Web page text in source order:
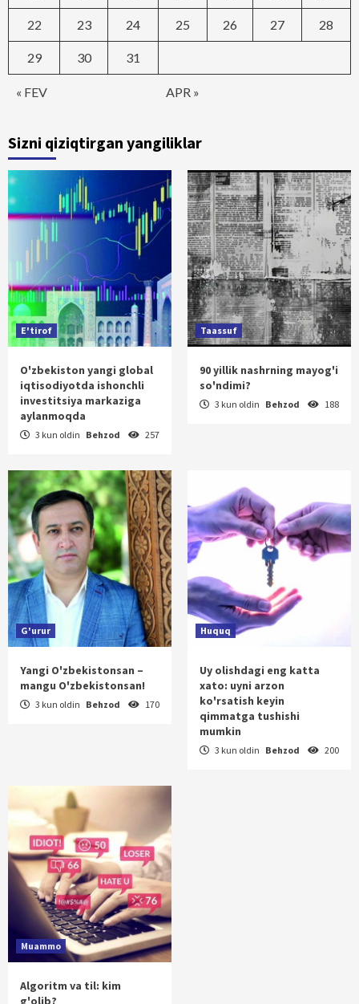
« FEV APR »
22 23 24 25 26 27 28
29 30 31
Sizni qiziqtirgan yangiliklar
E'tirof
O'zbekiston yangi global
iqtisodiyotda ishonchli
investitsiya markaziga
aylanmoqda
3 kun oldin Behzod 257
Taassuf
90 yillik nashrning mayog'i
so'ndimi?
3 kun oldin Behzod 188
G'urur
Yangi O'zbekistonsan –
mangu O'zbekistonsan!
3 kun oldin Behzod 170
Huquq
Uy olishdagi eng katta
xato: uyni arzon
ko'rsatish keyin
qimmatga tushishi
mumkin
3 kun oldin Behzod 200
Muammo
Algoritm va til: kim
g'olib?